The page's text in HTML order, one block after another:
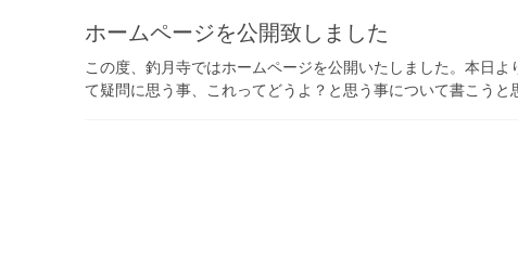
ホームページを公開致しました
この度、釣月寺ではホームページを公開いたしました。本日
て疑問に思う事、これってどうよ？と思う事について書こう